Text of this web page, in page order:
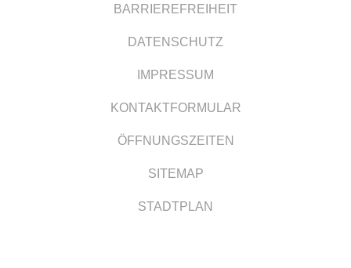
BARRIEREFREIHEIT
DATENSCHUTZ
IMPRESSUM
KONTAKTFORMULAR
ÖFFNUNGSZEITEN
SITEMAP
STADTPLAN